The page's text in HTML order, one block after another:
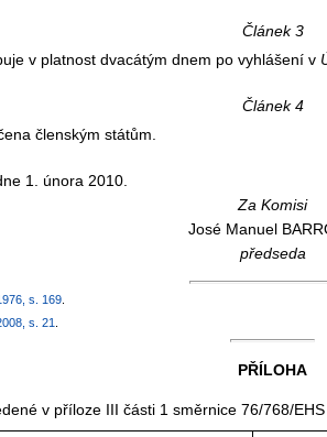
Článek 3
v platnost dvacátým dnem po vyhlášení v
Článek 4
členským státům.
1. února 2010.
Za Komisi
José Manuel
předseda
s. 169
s. 21
PŘÍLOHA
v příloze III části 1 směrnice 76/768/